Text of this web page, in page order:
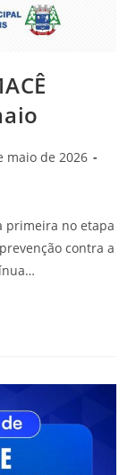
maio de 2026
primeira no etapa
contra a